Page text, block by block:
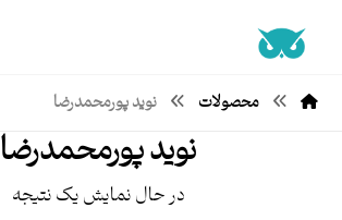
محصولات نوید پورمحمدرضا
نوید پورمحمدرضا
در حال نمایش یک نتیجه